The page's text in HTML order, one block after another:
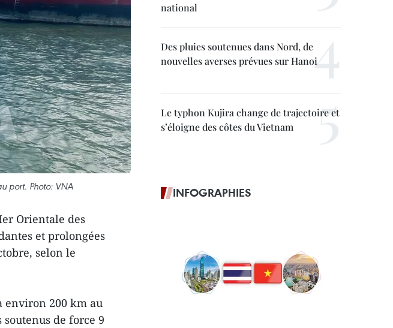
port. Photo: VNA
Orientale des
et prolongées
selon le
environ 200 km au
soutenus de force 9
national
Des pluies soutenues dans Nord, de
nouvelles averses prévues sur Hanoi
Le typhon Kujira change de trajectoire et
s’éloigne des côtes du Vietnam
INFOGRAPHIES